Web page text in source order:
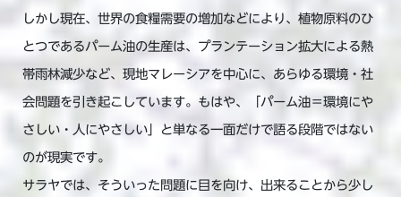
しかし現在、世界の食糧需要の増加などにより、植物原料のひ
とつであるパーム油の生産は、プランテーション拡大による熱
帯雨林減少など、現地マレーシアを中心に、あらゆる環境・社
会問題を引き起こしています。もはや、「パーム油＝環境にや
さしい・人にやさしい」と単なる一面だけで語る段階ではない
のが現実です。
サラヤでは、そういった問題に目を向け、出来ることから少し